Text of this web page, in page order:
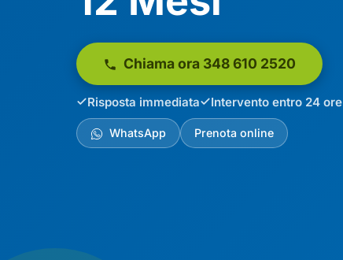
Chiama ora 348 610 2520
Risposta immediata Intervento entro 24 ore
WhatsApp Prenota online